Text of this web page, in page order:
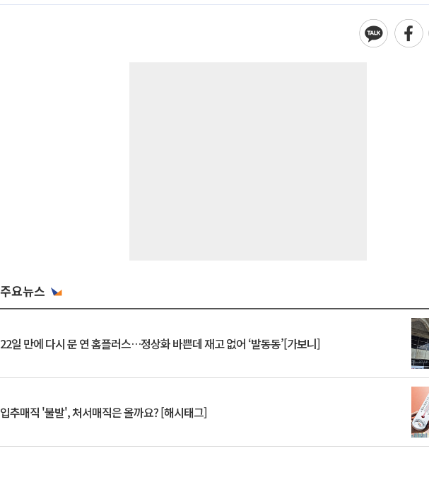
주요뉴스
22일 만에 다시 문 연 홈플러스…정상화 바쁜데 재고 없어 ‘발동동’[가보니]
입추매직 '불발', 처서매직은 올까요? [해시태그]